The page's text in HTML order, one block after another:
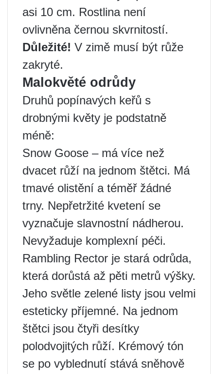
asi 10 cm. Rostlina není
ovlivněna černou skvrnitostí.
Důležité! V zimě musí být růže
zakryté.
Malokvěté odrůdy
Druhů popínavých keřů s
drobnými květy je podstatně
méně:
Snow Goose – má více než
dvacet růží na jednom štětci. Má
tmavé olistění a téměř žádné
trny. Nepřetržité kvetení se
vyznačuje slavnostní nádherou.
Nevyžaduje komplexní péči.
Rambling Rector je stará odrůda,
která dorůstá až pěti metrů výšky.
Jeho světle zelené listy jsou velmi
esteticky příjemné. Na jednom
štětci jsou čtyři desítky
polodvojitých růží. Krémový tón
se po vyblednutí stává sněhově